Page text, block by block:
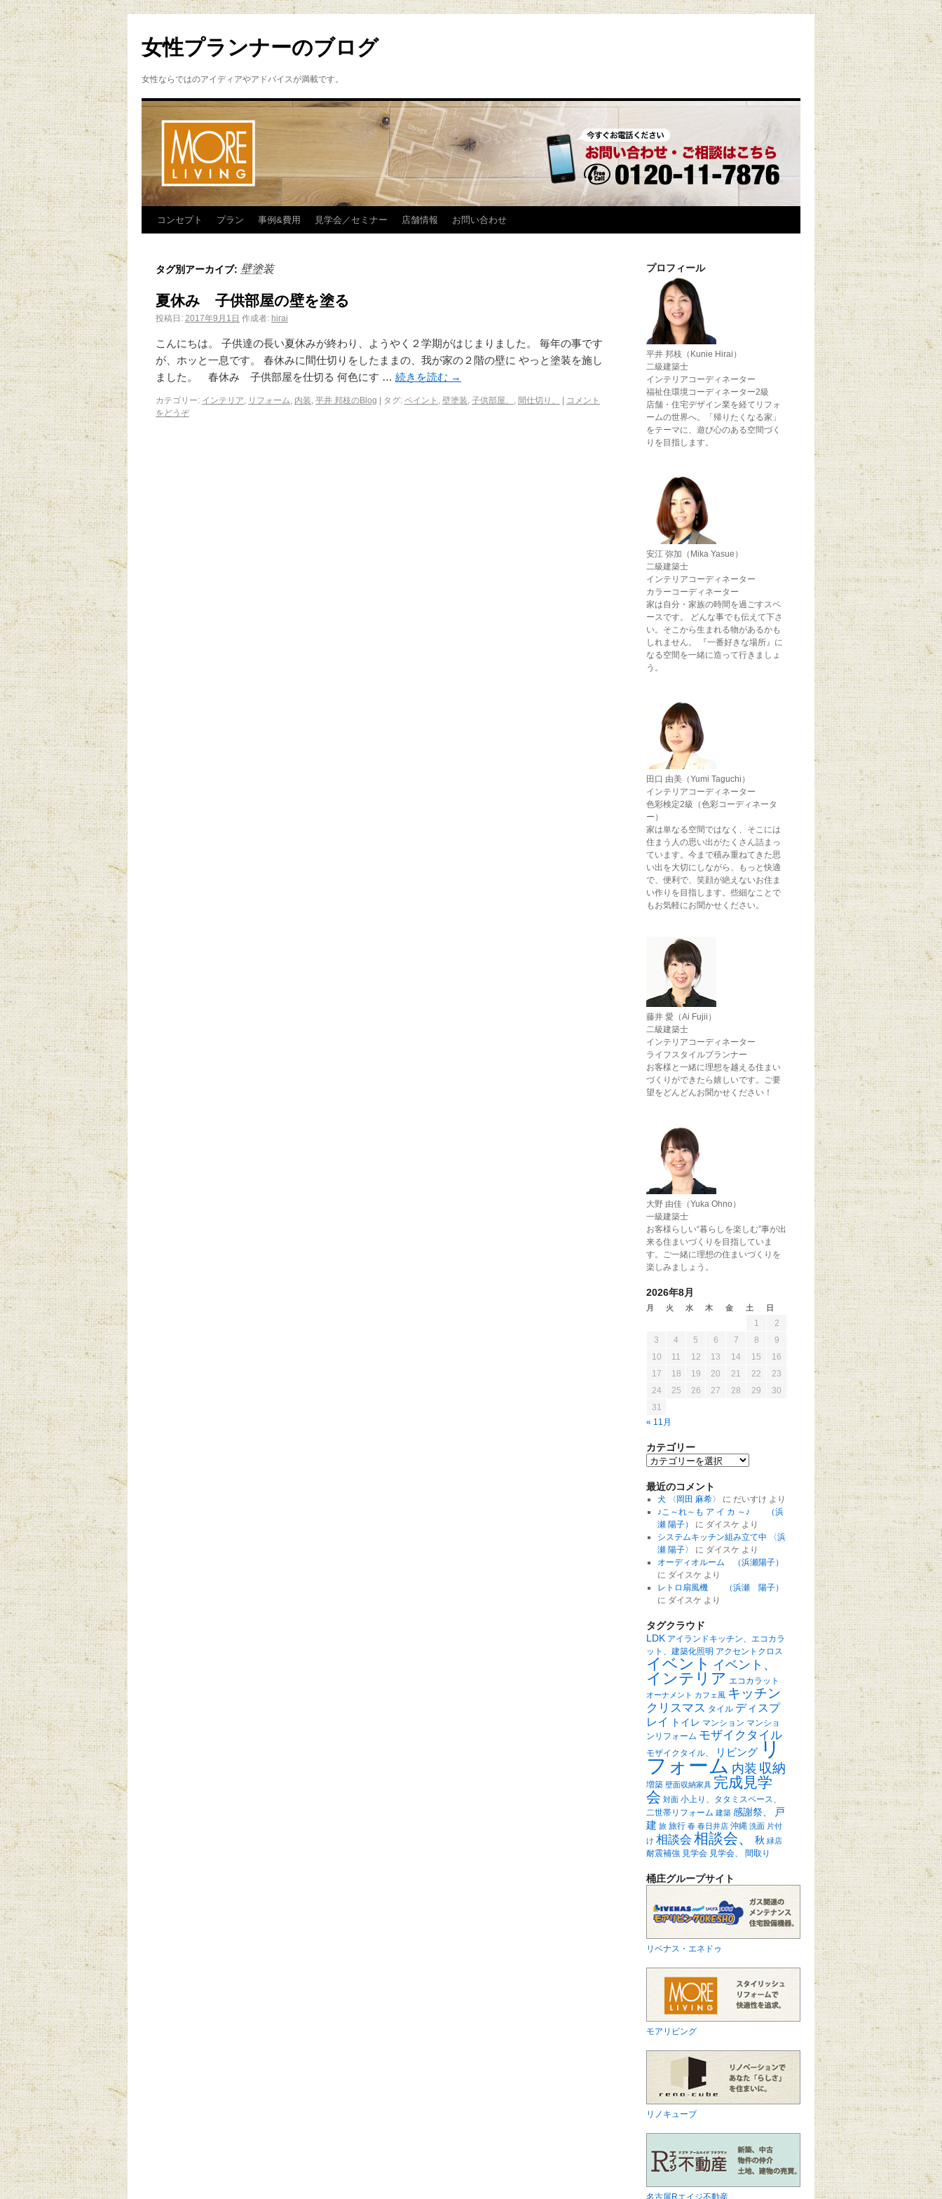
女性プランナーのブログ
女性ならではのアイディアやアドバイスが満載です。
コンセプト プラン 事例&費用 見学会／セミナー 店舗情報 お問い合わせ
タグ別アーカイブ: 壁塗装
夏休み 子供部屋の壁を塗る
投稿日: 2017年9月1日 作成者: hirai
こんにちは。 子供達の長い夏休みが終わり、ようやく２学期がはじまりました。 毎年の事です
が、ホッと一息です。 春休みに間仕切りをしたままの、我が家の２階の壁に やっと塗装を施し
ました。 春休み 子供部屋を仕切る 何色にす … 続きを読む →
カテゴリー: インテリア, リフォーム, 内装, 平井 邦枝のBlog タグ: ペイント , 壁塗装, 子供部屋、 , 間仕切り、
コメント
をどうぞ
プロフィール
平井 邦枝（Kunie Hirai）
二級建築士
インテリアコーディネーター
福祉住環境コーディネーター2級
店舗・住宅デザイン業を経てリフォ
ームの世界へ。「帰りたくなる家」
をテーマに、遊び心のある空間づく
りを目指します。
安江 弥加（Mika Yasue）
二級建築士
インテリアコーディネーター
カラーコーディネーター
家は自分・家族の時間を過ごすスペ
ースです。 どんな事でも伝えて下さ
い。そこから生まれる物があるかも
しれません。 『一番好きな場所』に
なる空間を一緒に造って行きましょ
う。
田口 由美（Yumi Taguchi）
インテリアコーディネーター
色彩検定2級（色彩コーディネータ
ー）
家は単なる空間ではなく、そこには
住まう人の思い出がたくさん詰まっ
ています。今まで積み重ねてきた思
い出を大切にしながら、もっと快適
で、便利で、笑顔が絶えないお住ま
い作りを目指します。些細なことで
もお気軽にお聞かせください。
藤井 愛（Ai Fujii）
二級建築士
インテリアコーディネーター
ライフスタイルプランナー
お客様と一緒に理想を越える住まい
づくりができたら嬉しいです。ご要
望をどんどんお聞かせください！
大野 由佳（Yuka Ohno）
一級建築士
お客様らしい“暮らしを楽しむ”事が出
来る住まいづくりを目指していま
す。ご一緒に理想の住まいづくりを
楽しみましょう。
2026年8月
月 火 水 木 金 土 日
« 11月
1
2
3
4 5 6 7 8
9
10
11 12 13 14 15
16
17
18 19 20 21 22
23
24
25 26 27 28 29
30
31
カテゴリー
最近のコメント
犬 〈岡田 麻希〉 に だいすけ より
♪こ～れ～も ア イ カ ～♪ （浜
瀬 陽子）
に ダイスケ より
システムキッチン組み立て中 〈浜
瀬 陽子〉
に ダイスケ より
オーディオルーム （浜瀬陽子）
に ダイスケ より
レトロ扇風機 （浜瀬 陽子）
に ダイスケ より
タグクラウド
LDK アイランドキッチン、エコカラ
ット、建築化照明 アクセントクロス
イベント イベント、
インテリア エコカラット
オーナメント カフェ風 キッチン
クリスマス タイル ディスプ
レイ
トイレ マンション マンショ
ンリフォーム モザイクタイル
モザイクタイル、 リビング リ
フォーム 内装 収納
増築 壁面収納家具 完成見学
会 対面 小上り、タタミスペース、
二世帯リフォーム 建築 感謝祭、
戸
建 旅 旅行 春 春日井店 沖縄 洗面 片付
け 相談会 相談会、 秋 緑店
耐震補強 見学会 見学会、 間取り
桶庄グループサイト
リベナス・エネドゥ
モアリビング
リノキューブ
名古屋Rエイジ不動産